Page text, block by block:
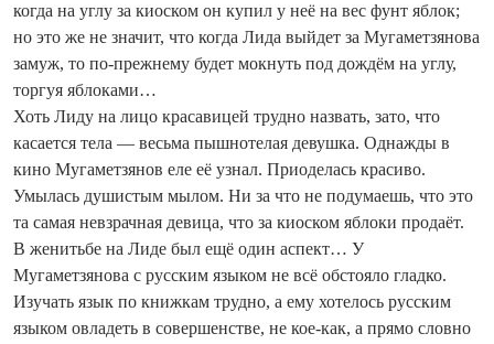
ко­гда на углу за киоском он купил у неё на вес фунт яблок;
но это же не значит, что когда Лида выйдет за Мугаметзянова
замуж, то по-прежнему будет мокнуть под дождём на углу,
торгуя яблоками…
Хоть Лиду на лицо красавицей трудно назвать, зато, что
касается тела — весьма пышнотелая девушка. Однажды в
кино Мугаметзянов еле её узнал. Приоделась красиво.
Умылась душистым мылом. Ни за что не подумаешь, что это
та самая невзрачная девица, что за киоском яблоки продаёт.
В женитьбе на Лиде был ещё один аспект… У
Мугаметзянова с русским языком не всё обстояло гладко.
Изучать язык по книжкам трудно, а ему хотелось русским
языком овладеть в совершенстве, не кое-как, а прямо словно